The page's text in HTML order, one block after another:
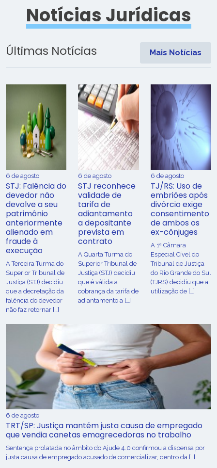
Notícias Jurídicas
Últimas Notícias Mais Notícias
6 de agosto
STJ: Falência do
devedor não
devolve a seu
patrimônio
anteriormente
alienado em
fraude à
execução
A Terceira Turma do
Superior Tribunal de
Justiça (STJ) decidiu
que a decretação da
falência do devedor
não faz retornar […]
6 de agosto
STJ reconhece
validade de
tarifa de
adiantamento
a depositante
prevista em
contrato
A Quarta Turma do
Superior Tribunal de
Justiça (STJ) decidiu
que é válida a
cobrança da tarifa de
adiantamento a […]
6 de agosto
TJ/RS: Uso de
embriões após
divórcio exige
consentimento
de ambos os
ex-cônjuges
A 1ª Câmara
Especial Cível do
Tribunal de Justiça
do Rio Grande do Sul
(TJRS) decidiu que a
utilização de […]
6 de agosto
TRT/SP: Justiça mantém justa causa de empregado
que vendia canetas emagrecedoras no trabalho
Sentença prolatada no âmbito do Ajude 4.0 confirmou a dispensa por
justa causa de empregado acusado de comercializar, dentro da […]